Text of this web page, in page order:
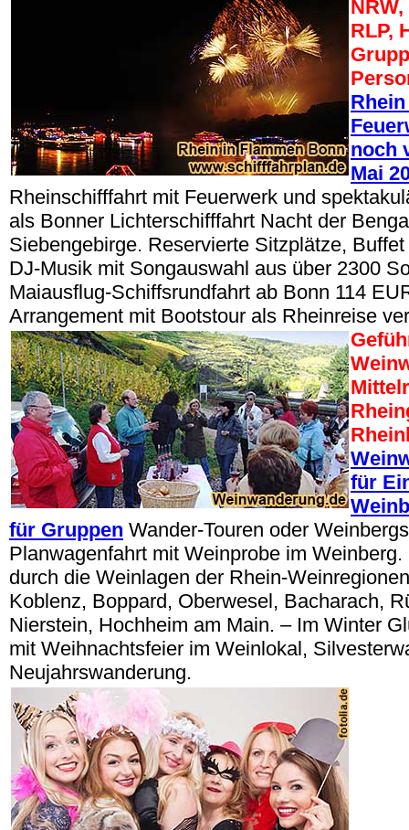
RLP,
noch
Mai
Rheinschifffahrt mit Feuerwerk und
als Bonner Lichterschifffahrt Nacht der
Siebengebirge. Reservierte Sitzplätze,
DJ-Musik mit Songauswahl aus über 2300
Maiausflug-Schiffsrundfahrt ab Bonn 114
Arrangement mit Bootstour als Rheinreise
für
für Gruppen Wander-Touren oder
Planwagenfahrt mit Weinprobe im
durch die Weinlagen der Rhein-
Koblenz, Boppard, Oberwesel, Bacharach,
Nierstein, Hochheim am Main. – Im Winter
mit Weihnachtsfeier im Weinlokal,
Neujahrswanderung.